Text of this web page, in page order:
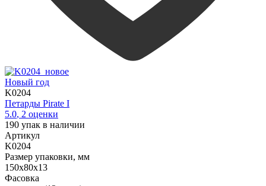
Новый год
K0204
Петарды Pirate I
5.0, 2 оценки
190 упак в наличии
Артикул
K0204
Размер упаковки, мм
150х80х13
Фасовка